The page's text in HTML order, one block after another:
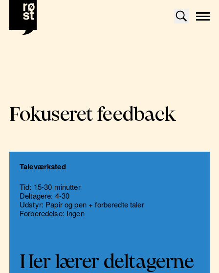
Fokuseret feedback
Taleværksted
Tid: 15-30 minutter
Deltagere: 4-30
Udstyr: Papir og pen + forberedte taler
Forberedelse: Ingen
Her lærer deltagerne